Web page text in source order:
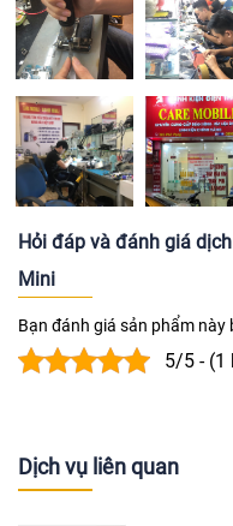
Hỏi đáp và đánh giá
Mini
Bạn đánh giá sản phẩm này
5/5 - (1
Dịch vụ liên quan